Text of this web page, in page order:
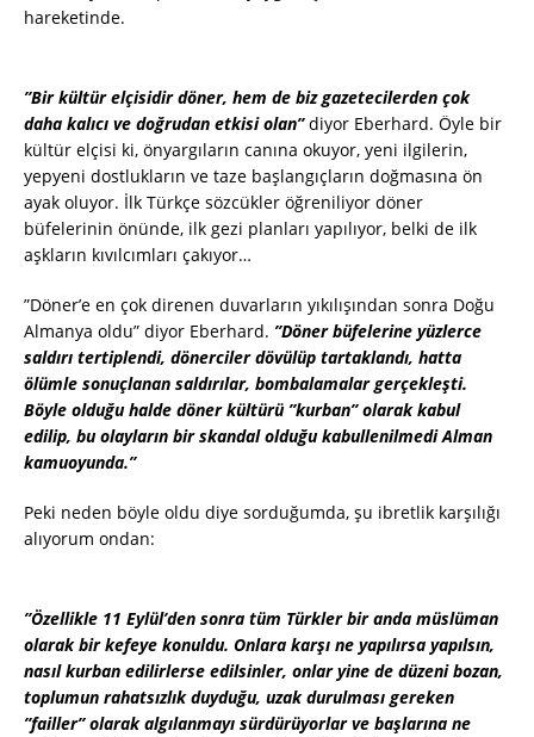
hareketinde.
”Bir kültür elçisidir döner, hem de biz gazetecilerden çok
daha kalıcı ve doğrudan etkisi olan”diyor Eberhard. Öyle bir
kültür elçisi ki, önyargıların canına okuyor, yeni ilgilerin,
yepyeni dostlukların ve taze başlangıçların doğmasına ön
ayak oluyor. İlk Türkçe sözcükler öğreniliyor döner
büfelerinin önünde, ilk gezi planları yapılıyor, belki de ilk
aşkların kıvılcımları çakıyor…
”Döner’e en çok direnen duvarların yıkılışından sonra Doğu
Almanya oldu” diyor Eberhard. ”Döner büfelerine yüzlerce
saldırı tertiplendi, dönerciler dövülüp tartaklandı, hatta
ölümle sonuçlanan saldırılar, bombalamalar gerçekleşti.
Böyle olduğu halde döner kültürü ”kurban” olarak kabul
edilip, bu olayların bir skandal olduğu kabullenilmedi Alman
kamuoyunda.”
Peki neden böyle oldu diye sorduğumda, şu ibretlik karşılığı
alıyorum ondan:
”Özellikle 11 Eylül’den sonra tüm Türkler bir anda müslüman
olarak bir kefeye konuldu. Onlara karşı ne yapılırsa yapılsın,
nasıl kurban edilirlerse edilsinler, onlar yine de düzeni bozan,
toplumun rahatsızlık duyduğu, uzak durulması gereken
”failler” olarak algılanmayı sürdürüyorlar ve başlarına ne